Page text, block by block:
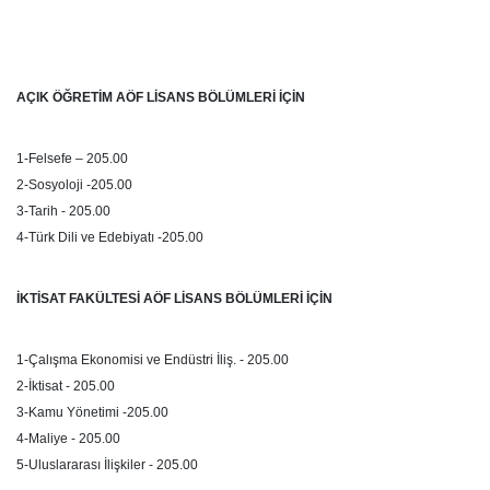
AÇIK ÖĞRETİM AÖF LİSANS BÖLÜMLERİ İÇİN
1-Felsefe – 205.00
2-Sosyoloji -205.00
3-Tarih - 205.00
4-Türk Dili ve Edebiyatı -205.00
İKTİSAT FAKÜLTESİ AÖF LİSANS BÖLÜMLERİ İÇİN
1-Çalışma Ekonomisi ve Endüstri İliş. - 205.00
2-İktisat - 205.00
3-Kamu Yönetimi -205.00
4-Maliye - 205.00
5-Uluslararası İlişkiler - 205.00